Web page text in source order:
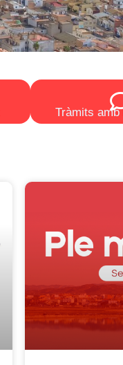
Tràmits amb